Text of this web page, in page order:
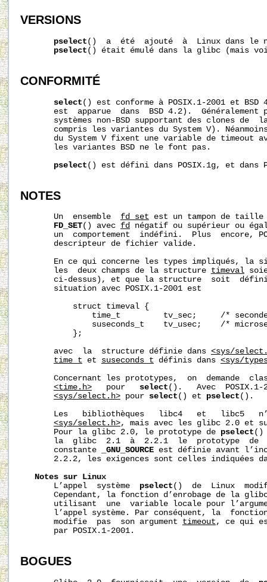
VERSIONS
pselect ()  a  été  ajouté  à  Linux dans le
pselect () était émulé dans la glibc (mais
CONFORMITÉ
select () est conforme à POSIX.1-2001 et
est  apparue  dans  BSD 4.2).  Généralement
systèmes non-BSD supportant des clones de
compris les variantes du System V).
du System V fixent une variable de timeout
       les variantes BSD ne le font pas.
pselect () est défini dans POSIX.1g, et dans
NOTES
       Un  ensemble
fd_set est un tampon de
FD_SET() avec fd négatif ou supérieur ou
un  comportement  indéfini.  Plus  encore,
       descripteur de fichier valide.
En ce qui concerne les types impliqués, la
       les  deux champs de la structure
timeval
ci-dessus), et que la structure  soit
       situation avec POSIX.1-2001 est
           struct timeval {
time_t         tv_sec;     /*
suseconds_t    tv_usec;    /*
           };
       avec  la  structure définie dans
<sys/
time_t et suseconds_t définis dans <sys/
Concernant les prototypes,  on  demande
<time.h>
   pour
select ().   Avec
<sys/select.h> pour select () et pselect ().
Les   bibliothèques   libc4   et   libc5
<sys/select.h>, mais avec les glibc 2.0 et
       Pour la glibc 2.0, le prototype de
pselect ()
la  glibc  2.1  à  2.2.1  le  prototype
       constante
_GNU_SOURCE est définie avant
2.2.2, les exigences sont celles indiquées
Notes sur Linux
       L’appel  système
pselect ()  de  Linux
Cependant, la fonction d’enrobage de la
utilisant  une  variable locale pour
l’appel système. Par conséquent, la
       modifie  pas  son argument
timeout , ce qui
       par POSIX.1-2001.
BOGUES